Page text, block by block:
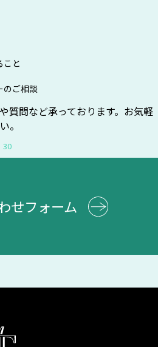
こと
のご相談
質問など承っております。お気軽
。
30
せフォーム